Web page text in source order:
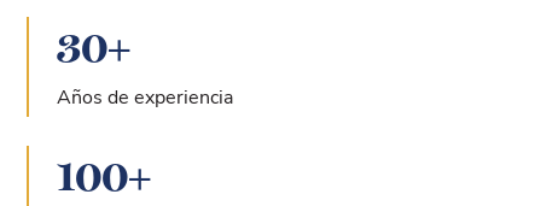
30+
Años de experiencia
100+